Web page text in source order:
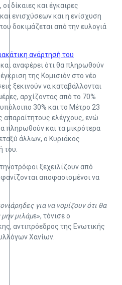
δίκαιες και έγκαιρες
ενισχύσεων και η ενίσχυση
δοκιμάζεται από την ευλογιά
ανάρτησή του
αναφέρει ότι θα πληρωθούν
της Κομισιόν στο νέο
ξεκινούν να καταβάλλονται
αρχίζοντας από το 70%
30% και το Μέτρο 23
απαραίτητους ελέγχους, ενώ
πληρωθούν και τα μικρότερα
άλλων, ο Κυριάκος
του.
ξεχειλίζουν από
αποφασισμένοι να
για να νομίζουν ότι θα
μιλάμε», τόνισε ο
αντιπρόεδρος της Ενωτικής
Χανίων.